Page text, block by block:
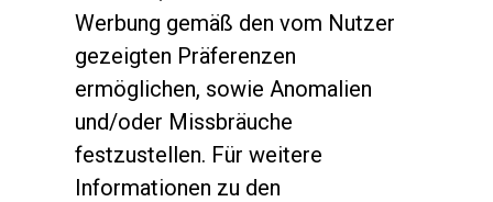
Werbung gemäß den vom Nutzer
gezeigten Präferenzen
ermöglichen, sowie Anomalien
und/oder Missbräuche
festzustellen. Für weitere
Informationen zu den